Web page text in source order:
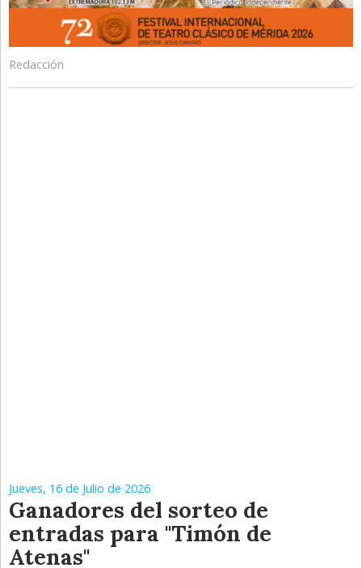
Redacción
Jueves, 16 de Julio de 2026
Ganadores del sorteo de
entradas para "Timón de
Atenas"